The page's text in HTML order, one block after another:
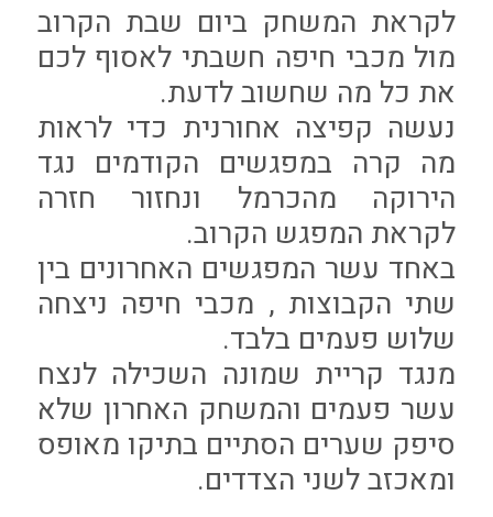
לקראת המשחק ביום שבת הקרוב
מול מכבי חיפה חשבתי לאסוף לכם
את כל מה שחשוב לדעת.
נעשה קפיצה אחורנית כדי לראות
מה קרה במפגשים הקודמים נגד
הירוקה מהכרמל ונחזור חזרה
לקראת המפגש הקרוב.
באחד עשר המפגשים האחרונים בין
שתי הקבוצות , מכבי חיפה ניצחה
שלוש פעמים בלבד.
מנגד קריית שמונה השכילה לנצח
עשר פעמים והמשחק האחרון שלא
סיפק שערים הסתיים בתיקו מאופס
ומאכזב לשני הצדדים.